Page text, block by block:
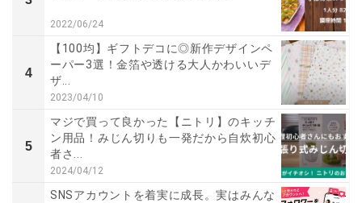
2022/06/24
4
【100均】ギフトデコに◎新作デザインペ
ーパー3選！金箔や透ける大人かわいいデ
ザ...
2023/04/10
5
マジで買って良かった【ニトリ】のキッチ
ン用品！みじん切りも一発だから自炊初心
者さ...
2024/04/12
SNSアカウントを着実に成長。実はみんな